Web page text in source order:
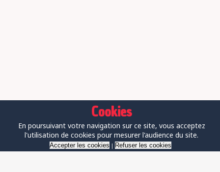
ON AIR
Zerosospiro
Zero Sospiri (Instrumental Dub)
Cookies
En poursuivant votre navigation sur ce site, vous acceptez
l'utilisation de cookies pour mesurer l'audience du site.
Accepter les cookies | Refuser les cookies